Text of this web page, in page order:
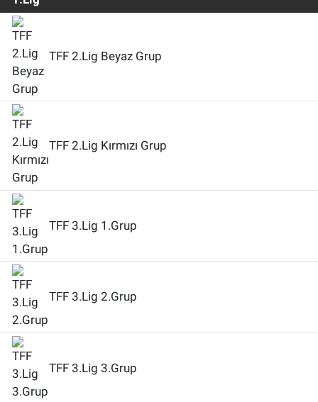
TFF 2.Lig Beyaz Grup
TFF 2.Lig Kırmızı Grup
TFF 3.Lig 1.Grup
TFF 3.Lig 2.Grup
TFF 3.Lig 3.Grup